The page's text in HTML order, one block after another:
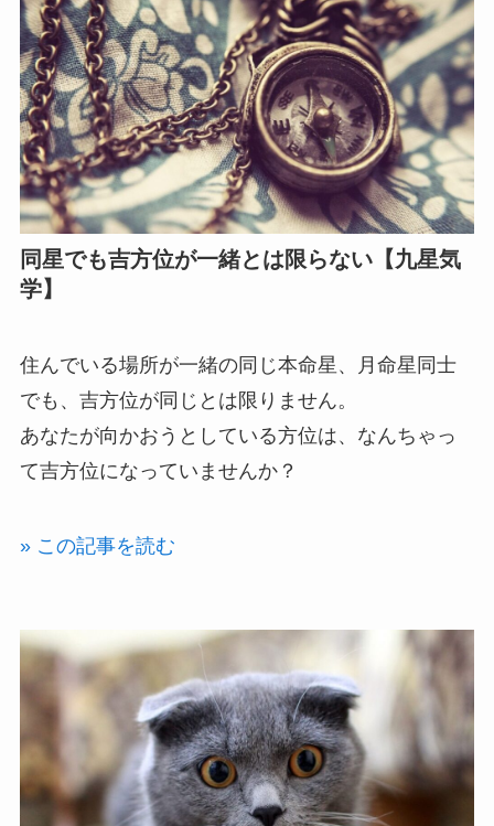
同星でも吉方位が一緒とは限らない【九星気
学】
住んでいる場所が一緒の同じ本命星、月命星同士
でも、吉方位が同じとは限りません。
あなたが向かおうとしている方位は、なんちゃっ
て吉方位になっていませんか？
» この記事を読む